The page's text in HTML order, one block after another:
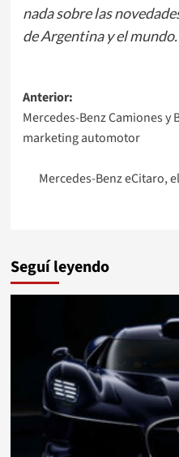
nada sobre las
de Argentina y el mundo.
Navegación
de
entradas
Anterior:
Mercedes-Benz Camiones y
marketing automotor
Mercedes-Benz eCitaro,
Seguí leyendo